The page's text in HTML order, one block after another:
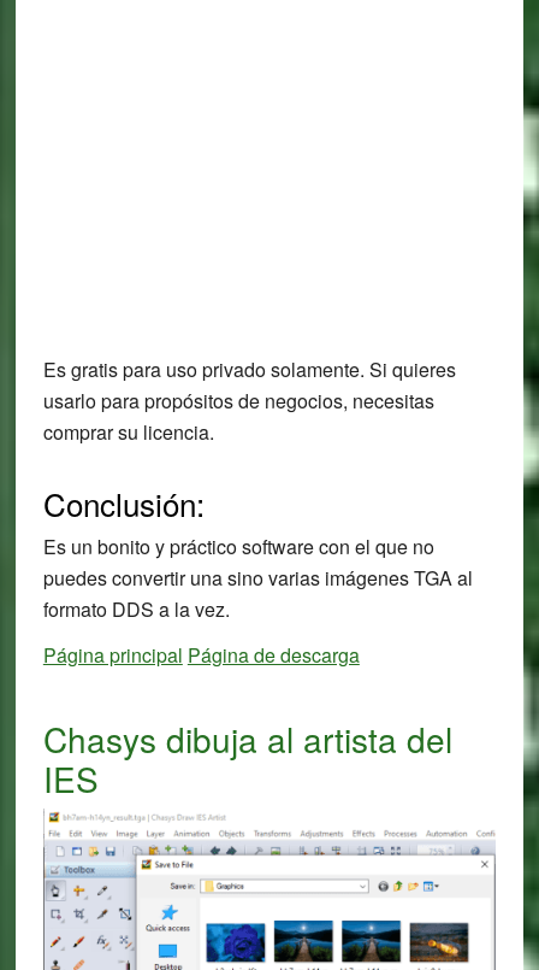
Es gratis para uso privado solamente. Si quieres
usarlo para propósitos de negocios, necesitas
comprar su licencia.
Conclusión:
Es un bonito y práctico software con el que no
puedes convertir una sino varias imágenes TGA al
formato DDS a la vez.
Página principal Página de descarga
Chasys dibuja al artista del
IES